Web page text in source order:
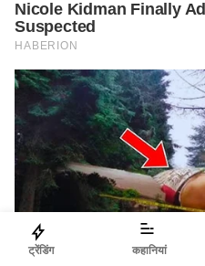
ट्रेंडिंग कहानियां